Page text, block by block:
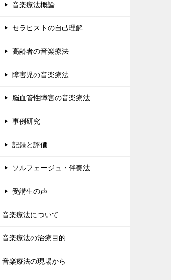
音楽療法概論
セラピストの自己理解
高齢者の音楽療法
障害児の音楽療法
脳血管性障害の音楽療法
事例研究
記録と評価
ソルフェージュ・伴奏法
受講生の声
音楽療法について
音楽療法の治療目的
音楽療法の現場から